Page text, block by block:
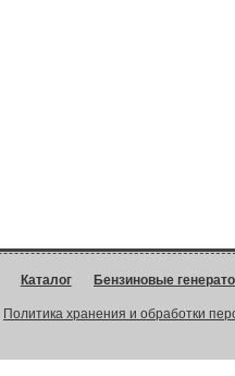
Каталог Бензиновые
Политика хранения и обработки